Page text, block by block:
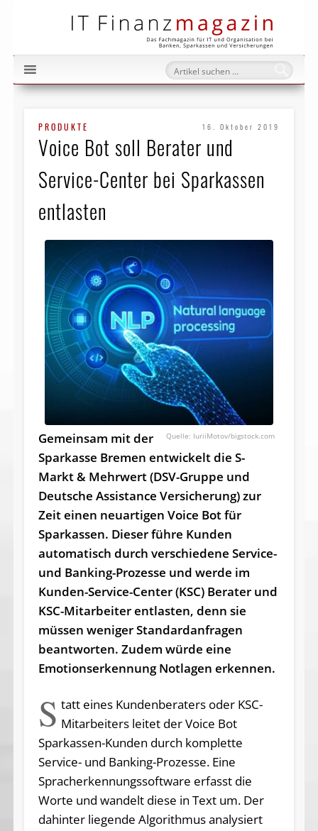
PRODUKTE 16. Oktober 2019
Voice Bot soll Berater und
Service-Center bei Sparkassen
entlasten
IuriiMotov/bigstock.com
Gemeinsam mit der
Sparkasse Bremen entwickelt die S-
Markt & Mehrwert (DSV-Gruppe und
Deutsche Assistance Versicherung) zur
Zeit einen neuartigen Voice Bot für
Sparkassen. Dieser führe Kunden
automatisch durch verschiedene Service-
und Banking-Prozesse und werde im
Kunden-Service-Center (KSC) Berater und
KSC-Mitarbeiter entlasten, denn sie
müssen weniger Standardanfragen
beantworten. Zudem würde eine
Emotionserkennung Notlagen erkennen.
S tatt eines Kundenberaters oder KSC-
Mitarbeiters leitet der Voice Bot
Sparkassen-Kunden durch komplette
Service- und Banking-Prozesse. Eine
Spracherkennungssoftware erfasst die
Worte und wandelt diese in Text um. Der
dahinter liegende Algorithmus analysiert